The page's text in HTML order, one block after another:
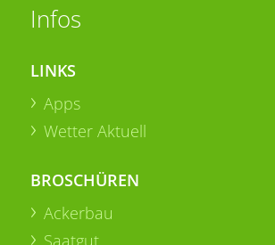
Infos
LINKS
Apps
Wetter Aktuell
BROSCHÜREN
Ackerbau
Saatgut